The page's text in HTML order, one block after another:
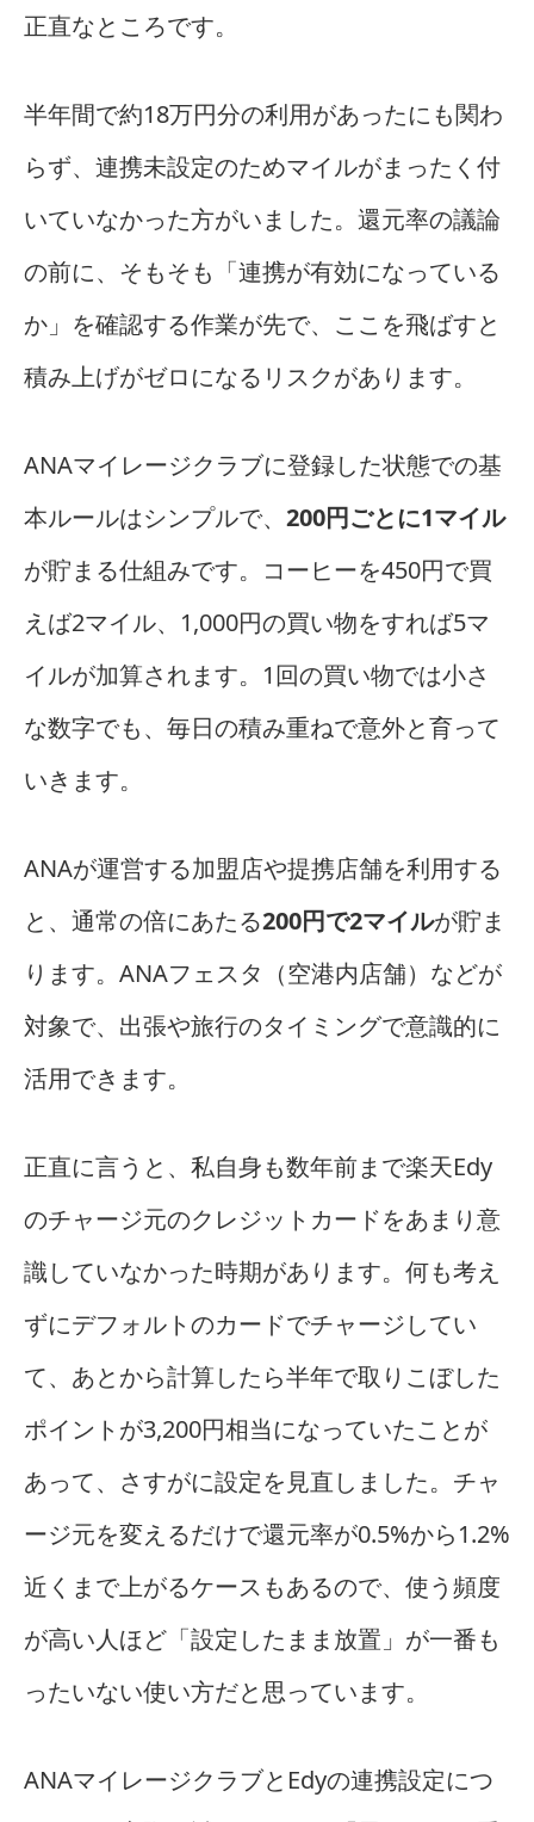
正直なところです。
半年間で約18万円分の利用があったにも関わ
らず、連携未設定のためマイルがまったく付
いていなかった方がいました。還元率の議論
の前に、そもそも「連携が有効になっている
か」を確認する作業が先で、ここを飛ばすと
積み上げがゼロになるリスクがあります。
ANAマイレージクラブに登録した状態での基
本ルールはシンプルで、 200円ごとに1マイル
が貯まる仕組みです。コーヒーを450円で買
えば2マイル、1,000円の買い物をすれば5マ
イルが加算されます。1回の買い物では小さ
な数字でも、毎日の積み重ねで意外と育って
いきます。
ANAが運営する加盟店や提携店舗を利用する
と、通常の倍にあたる200円で2マイルが貯ま
ります。ANAフェスタ（空港内店舗）などが
対象で、出張や旅行のタイミングで意識的に
活用できます。
正直に言うと、私自身も数年前まで楽天Edy
のチャージ元のクレジットカードをあまり意
識していなかった時期があります。何も考え
ずにデフォルトのカードでチャージしてい
て、あとから計算したら半年で取りこぼした
ポイントが3,200円相当になっていたことが
あって、さすがに設定を見直しました。チャ
ージ元を変えるだけで還元率が0.5%から1.2%
近くまで上がるケースもあるので、使う頻度
が高い人ほど「設定したまま放置」が一番も
ったいない使い方だと思っています。
ANAマイレージクラブとEdyの連携設定につ